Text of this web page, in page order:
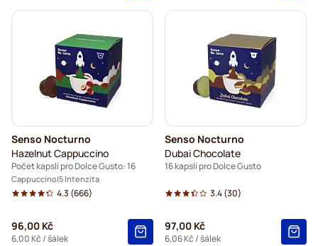
Senso Nocturno
Hazelnut Cappuccino
Počet kapslí pro Dolce Gusto: 16
Cappuccino 5 Intenzita
4.3 (666)
96,00 Kč
6,00 Kč / šálek
Senso Nocturno
Dubai Chocolate
16 kapslí pro Dolce Gusto
3.4(30)
97,00 Kč
6,06 Kč / šálek